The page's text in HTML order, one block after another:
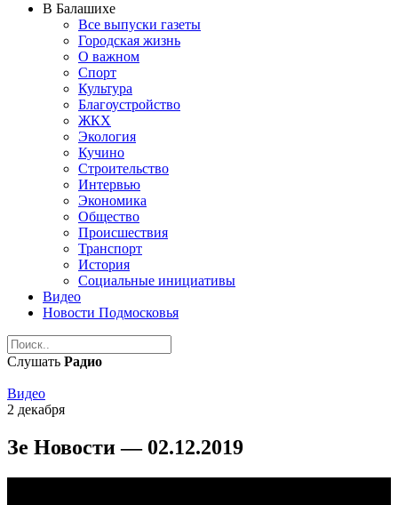
В Балашихе
Все выпуски газеты
Городская жизнь
О важном
Спорт
Культура
Благоустройство
ЖКХ
Экология
Кучино
Строительство
Интервью
Экономика
Общество
Происшествия
Транспорт
История
Социальные инициативы
Видео
Новости Подмосковья
Слушать Радио
Видео
2 декабря
Зе Новости — 02.12.2019